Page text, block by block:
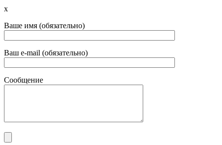
x
Ваше имя (обязательно)
Ваш e-mail (обязательно)
Сообщение